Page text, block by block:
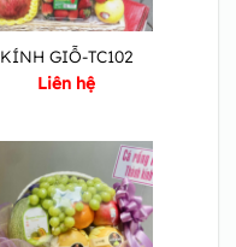
KÍNH GIỖ-TC102
Liên hệ